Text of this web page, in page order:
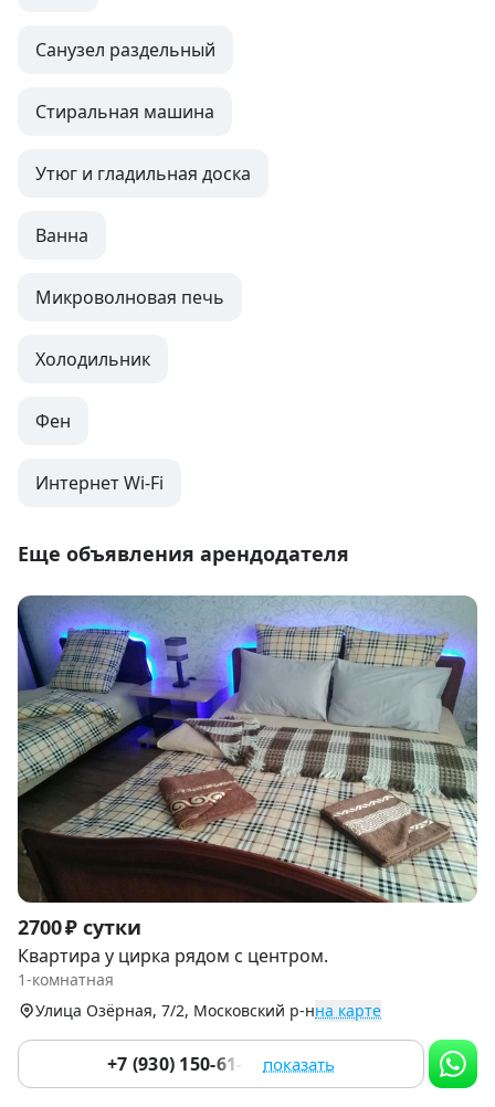
Санузел раздельный
Стиральная машина
Утюг и гладильная доска
Ванна
Микроволновая печь
Холодильник
Фен
Интернет Wi-Fi
Еще объявления арендодателя
Item
1
of
9
2700 ₽ сутки
Квартира у цирка рядом с центром.
1-комнатная
Улица Озёрная, 7/2, Московский р-нна карте
+7 (930) 150-61-01 показать